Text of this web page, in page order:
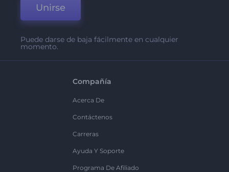
Unirse
Puede darse de baja fácilmente en cualquier
momento.
Compañía
Acerca De
Contáctenos
Carreras
Ayuda Y Soporte
Programa De Afiliado